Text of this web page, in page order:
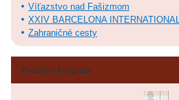
Víťazstvo nad Fašizmom
XXIV BARCELONA
Zahraničné cesty
Posledné fotografie